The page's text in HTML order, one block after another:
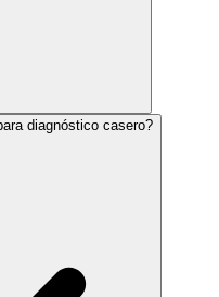
diagnóstico casero?